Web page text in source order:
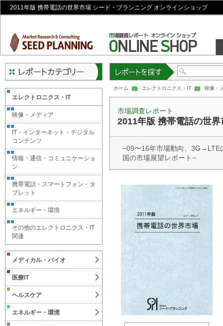
2011年版 携帯電話の世界市場 シード・プランニング オンラインショップ
ホーム エレクトロニクス・IT 映像・
市場調査レポート
2011年版 携帯電話の世界
−09〜16年市場動向、3G→LTE
国の市場展望レポート−
エレクトロニクス・IT
映像・メディア
IT・インターネット・デジタル
コンテンツ
情報・通信・コミュニケーショ
ン
携帯電話・スマートフォン・タ
ブレット
エネルギー・環境
その他のエレクトロニクス・IT
関連
メディカル・バイオ
医療IT
ヘルスケア
エネルギー・環境